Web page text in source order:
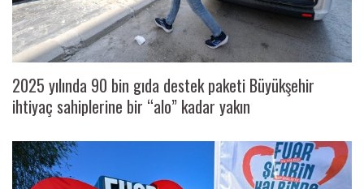
2025 yılında 90 bin gıda destek paketi Büyükşehir
ihtiyaç sahiplerine bir “alo” kadar yakın